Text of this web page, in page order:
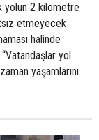
yolun 2 kilometre
etmeyecek
halinde
yol
yaşamlarını